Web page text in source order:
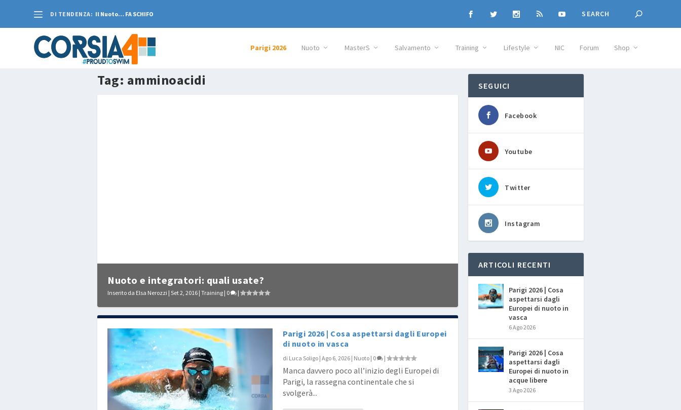
DI TENDENZA: Il Nuoto… FA SCHIFO
Parigi 2026 Nuoto MasterS Salvamento Training Lifestyle NIC Forum Shop
Tag: amminoacidi
Nuoto e integratori: quali usate?
Inserito da Elsa Nerozzi | Set 2, 2016 | Training | 0 |
Parigi 2026 | Cosa aspettarsi dagli Europei
di nuoto in vasca
di Luca Soligo | Ago 6, 2026 | Nuoto | 0 |
Manca davvero poco all’inizio degli Europei di
Parigi, la rassegna continentale che si
svolgerà...
SEGUICI
Facebook
Youtube
Twitter
Instagram
ARTICOLI RECENTI
Parigi 2026 | Cosa
aspettarsi dagli
Europei di nuoto in
vasca
6 Ago 2026
Parigi 2026 | Cosa
aspettarsi dagli
Europei di nuoto in
acque libere
3 Ago 2026